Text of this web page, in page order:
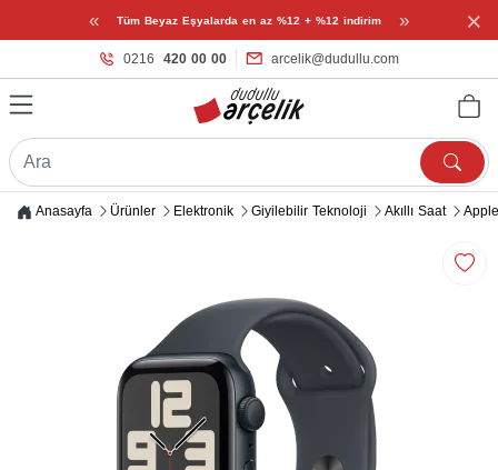
« Tüm Beyaz Eşyalarda en az %12 + %12 indirim » ×
0216 420 00 00 arcelik@dudullu.com
Anasayfa Ürünler Elektronik Giyilebilir Teknoloji Akıllı Saat